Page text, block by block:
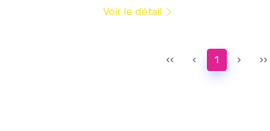
Voir le détail
‹‹ ‹ 1 › ››